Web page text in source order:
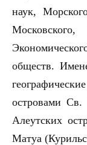
наук,
Московского,
обществ.
островами
Алеутских
Матуа